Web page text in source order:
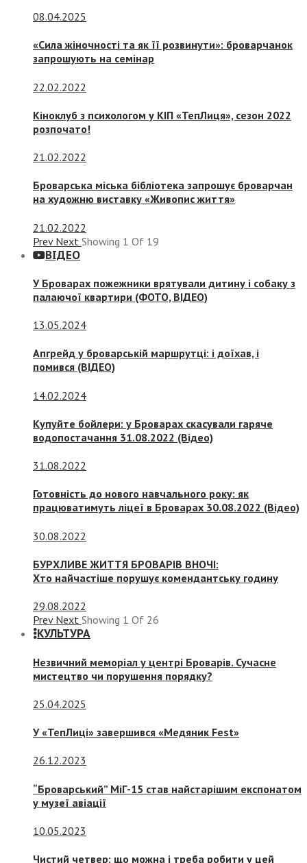
08.04.2025
«Сила жіночності та як її розвинути»: броварчанок
запрошують на семінар
22.02.2022
Кіноклуб з психологом у КІП «ТепЛиця», сезон 2022
розпочато!
21.02.2022
Броварська міська бібліотека запрошує броварчан
на художню виставку «Живопис життя»
21.02.2022
Prev Next Showing 1 Of 19
ВІДЕО
У Броварах пожежники врятували дитину і собаку з
палаючої квартири (ФОТО, ВІДЕО)
13.05.2024
Апгрейд у броварській маршрутці: і доїхав, і
помився (ВІДЕО)
14.02.2024
Купуйте бойлери: у Броварах скасували гаряче
водопостачання 31.08.2022 (Відео)
31.08.2022
Готовність до нового навчального року: як
працюватимуть ліцеї в Броварах 30.08.2022 (Відео)
30.08.2022
БУРХЛИВЕ ЖИТТЯ БРОВАРІВ ВНОЧІ:
Хто найчастіше порушує комендантську годину
29.08.2022
Prev Next Showing 1 Of 26
КУЛЬТУРА
Незвичний меморіал у центрі Броварів. Сучасне
мистецтво чи порушення порядку?
25.04.2025
У «ТепЛиці» завершився «Медяник Fest»
26.12.2023
“Броварський” МіГ-15 став найстарішим експонатом
у музеї авіації
10.05.2023
Чистий четвер: що можна і треба робити у цей